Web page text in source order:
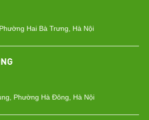
Hai Bà Trưng, Hà Nội
Phường Hà Đông, Hà Nội